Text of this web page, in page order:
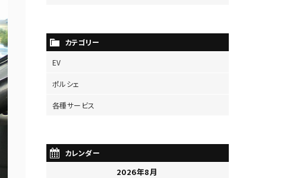
カテゴリー
EV
ポルシェ
各種サービス
カレンダー
2026年8月